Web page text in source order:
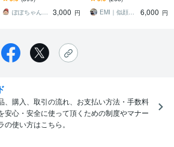
に入れて配送も承ります
ぽぽちゃんママ
3,000 円
ィングに。バラバラの写
真でもOK！ EMI｜似顔絵EgaO
6,000 円
、購入、取引の流れ、お支払い方法・手数料
安心・安全に使って頂くための制度やマナー
使い方はこちら。